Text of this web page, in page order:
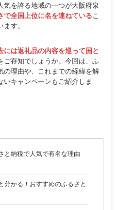
気を誇る地域の一つが大阪府泉
で全国上位に名を連ねているこ
す。
には返礼品の内容を巡って国と
ご存知でしょうか。今回は、ふ
の理由や、これまでの経緯を解
いキャンペーンもご紹介しま
と納税で人気で有名な理由
分かる！おすすめのふるさと